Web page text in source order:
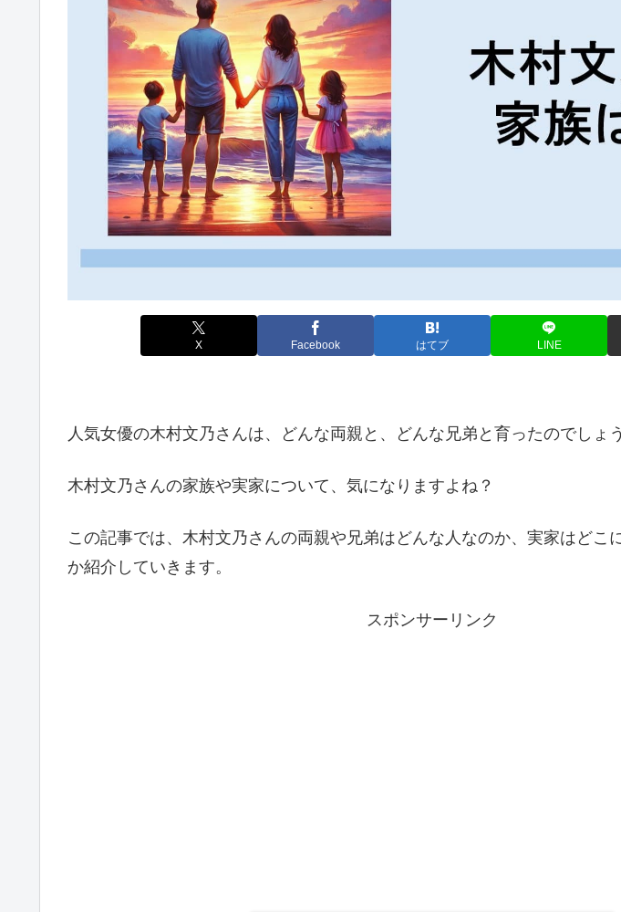
X Facebook はてブ LINE
人気女優の木村文乃さんは、どんな両親と、どんな兄弟と育ったのでしょう
木村文乃さんの家族や実家について、気になりますよね？
この記事では、木村文乃さんの両親や兄弟はどんな人なのか、実家はどこ
か紹介していきます。
スポンサーリンク